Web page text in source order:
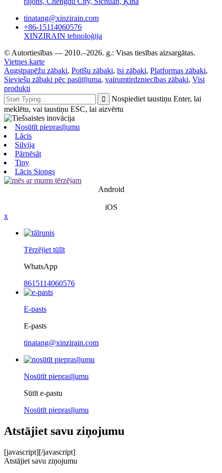
tinatang@xinzirain.com
+86-15114060576
XINZIRAIN tehnoloģija
© Autortiesības — 2010.–2026. g.: Visas tiesības aizsargātas.
Vietnes karte
Augstpapēžu zābaki, Potīšu zābaki,īsi zābaki, Platformas zābaki,
Sieviešu zābaki pēc pasūtījuma, vairumtirdzniecības zābaki, Visi
produkti
Nospiediet taustiņu Enter, lai
meklētu, vai taustiņu ESC, lai aizvērtu
Nosūtīt pieprasījumu
Lācis
Silvija
Pārnēsāt
Tiny
Lācis Siongs
Android
iOS
x
Tērzējiet tūlīt
WhatsApp
8615114060576
E-pasts
E-pasts
tinatang@xinzirain.com
Nosūtīt pieprasījumu
Sūtīt e-pastu
Nosūtīt pieprasījumu
Atstājiet savu ziņojumu
[javascript][/javascript]
Atstājiet savu ziņojumu